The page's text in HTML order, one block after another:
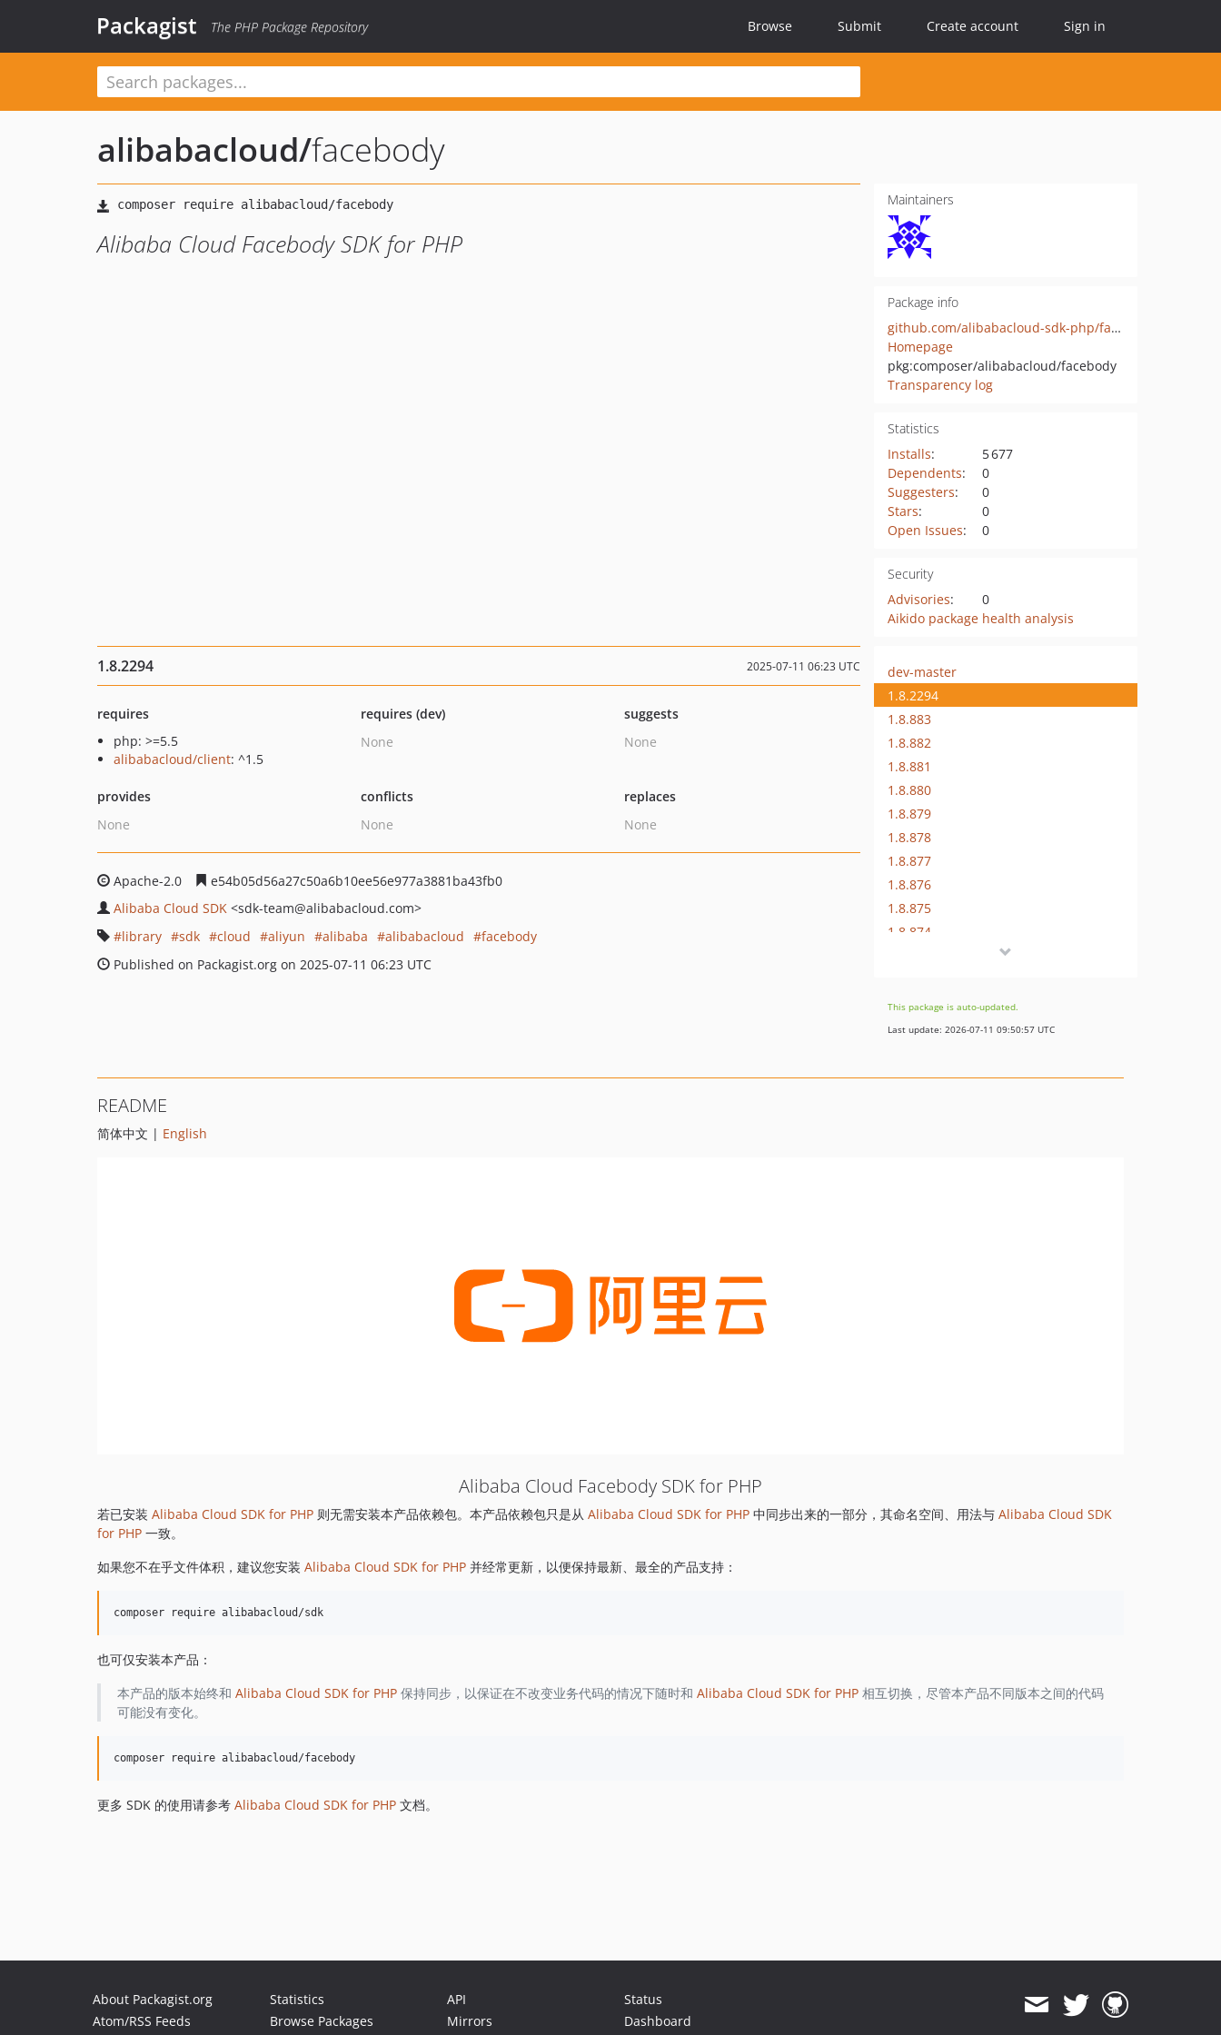
Packagist The PHP Package Repository Browse Submit Create account Sign in
alibabacloud/facebody
Alibaba Cloud Facebody SDK for PHP
Maintainers
Package info
github.com/alibabacloud-sdk-php/facebody
Homepage
pkg:composer/alibabacloud/facebody
Transparency log
Statistics
Installs:
5 677
Dependents:
0
Suggesters:
0
Stars:
0
Open Issues: 0
Security
Advisories:
0
Aikido package health analysis
1.8.2294 2025-07-11 06:23 UTC
requires
php: >=5.5
alibabacloud/client: ^1.5
requires (dev)
None
suggests
None
provides
None
conflicts
None
replaces
None
Apache-2.0
e54b05d56a27c50a6b10ee56e977a3881ba43fb0
Alibaba Cloud SDK <sdk-team@alibabacloud.com>
library
sdk cloud aliyun alibaba alibabacloud
facebody
Published on Packagist.org on 2025-07-11 06:23 UTC
dev-master
1.8.2294
1.8.883
1.8.882
1.8.881
1.8.880
1.8.879
1.8.878
1.8.877
1.8.876
1.8.875
1.8.874
1.8.869
1.8.852
1.8.828
1.8.820
This package is auto-updated.
Last update: 2026-07-11 09:50:57 UTC
README
简体中文 | English
Alibaba Cloud Facebody SDK for PHP
若已安装 Alibaba Cloud SDK for PHP 则无需安装本产品依赖包。本产品依赖包只是从 Alibaba Cloud SDK for PHP 中同步出来的一部分，其命名空间、用法与 Alibaba Cloud SDK
for PHP 一致。
如果您不在乎文件体积，建议您安装 Alibaba Cloud SDK for PHP 并经常更新，以便保持最新、最全的产品支持：
也可仅安装本产品：
本产品的版本始终和 Alibaba Cloud SDK for PHP保持同步，以保证在不改变业务代码的情况下随时和 Alibaba Cloud SDK for PHP相互切换，尽管本产品不同版本之间的代码
可能没有变化。
更多 SDK 的使用请参考 Alibaba Cloud SDK for PHP 文档。
About Packagist.org
Atom/RSS Feeds
Statistics
Browse Packages
API
Mirrors
Status
Dashboard